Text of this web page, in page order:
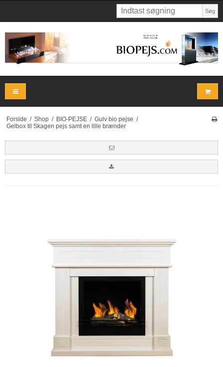
Søg
Forside / Shop / BIO-PEJSE / Gulv bio pejse /
Gelbox til Skagen pejs samt en lille brænder